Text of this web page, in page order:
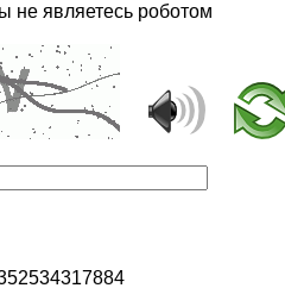
не являетесь роботом